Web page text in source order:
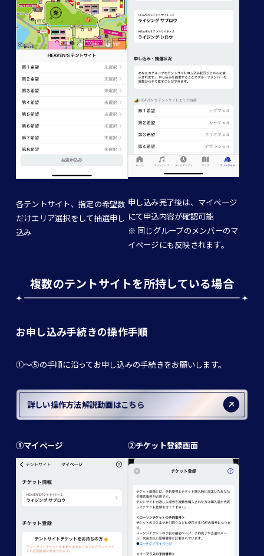
各テントサイト、指定の希望数
だけエリア選択をして抽選申し
込み
申し込み完了後は、マイページ
にて申込内容が確認可能
※ 同じグループのメンバーのマ
イページにも反映されます。
複数のテントサイトを所持している場合
お申し込み手続きの操作手順
①〜⑤の手順に沿ってお申し込みの手続きをお願いします。
詳しい操作方法解説動画はこちら
①マイページ ②チケット登録画面